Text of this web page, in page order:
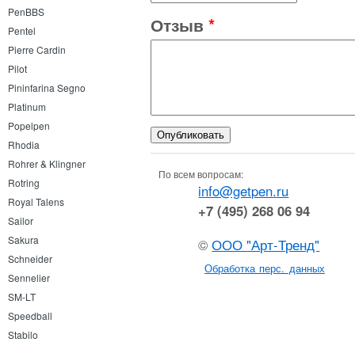
PenBBS
Pentel
Pierre Cardin
Pilot
Pininfarina Segno
Platinum
Popelpen
Rhodia
Rohrer & Klingner
Rotring
Royal Talens
Sailor
Sakura
Schneider
Sennelier
SM-LT
Speedball
Stabilo
Отзыв *
По всем вопросам:
info@getpen.ru
+7 (495) 268 06 94
©ООО "Арт-Тренд"
Обработка перс. данных